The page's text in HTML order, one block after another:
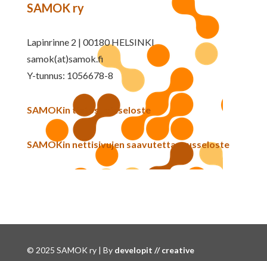
SAMOK ry
Lapinrinne 2 | 00180 HELSINKI
samok(at)samok.fi
Y-tunnus: 1056678-8
SAMOKin tietosuojaseloste
SAMOKin nettisivujen saavutettavuusseloste
© 2025 SAMOK ry | By developit // creative